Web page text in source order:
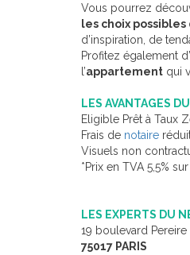
Vous pourrez
les choix possibles
d’inspiration, de
Profitez également
l’appartement qui
LES AVANTAGES
Eligible Prêt à Taux
Frais de notaire
Visuels non
*Prix en TVA 5,5%
LES EXPERTS DU
19 boulevard Pereire
75017 PARIS